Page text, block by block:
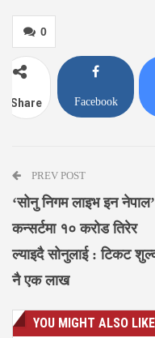
0
Share Facebook
PREV POST
‘सोनु निगम लाइभ इन नेपाल’
कन्सर्टमा १० करोड तिरेर
ल्याइदै सोनुलाई : टिकट
नै एक लाख
YOU MIGHT ALSO LIKE